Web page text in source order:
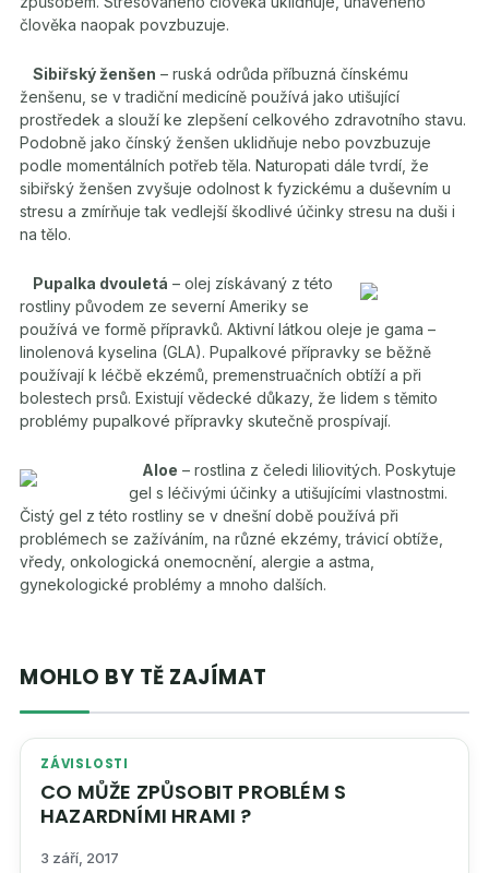
člověka naopak povzbuzuje.
Sibiřský ženšen – ruská odrůda příbuzná čínskému
ženšenu, se v tradiční medicíně používá jako utišující
prostředek a slouží ke zlepšení celkového zdravotního stavu.
Podobně jako čínský ženšen uklidňuje nebo povzbuzuje
podle momentálních potřeb těla. Naturopati dále tvrdí, že
sibiřský ženšen zvyšuje odolnost k fyzickému a duševním u
stresu a zmírňuje tak vedlejší škodlivé účinky stresu na duši i
na tělo.
Pupalka dvouletá – olej získávaný z této
rostliny původem ze severní Ameriky se
používá ve formě přípravků. Aktivní látkou oleje je gama –
linolenová kyselina (GLA). Pupalkové přípravky se běžně
používají k léčbě ekzémů, premenstruačních obtíží a při
bolestech prsů. Existují vědecké důkazy, že lidem s těmito
problémy pupalkové přípravky skutečně prospívají.
Aloe – rostlina z čeledi liliovitých. Poskytuje
gel s léčivými účinky a utišujícími vlastnostmi.
Čistý gel z této rostliny se v dnešní době používá při
problémech se zažíváním, na různé ekzémy, trávicí obtíže,
vředy, onkologická onemocnění, alergie a astma,
gynekologické problémy a mnoho dalších.
MOHLO BY TĚ ZAJÍMAT
ZÁVISLOSTI
CO MŮŽE ZPŮSOBIT PROBLÉM S
HAZARDNÍMI HRAMI ?
3 září, 2017